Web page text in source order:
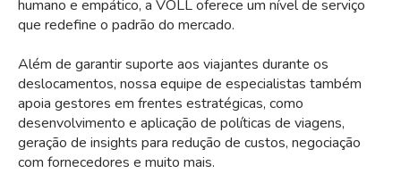
humano e empático, a VOLL oferece um nível de serviço
que redefine o padrão do mercado.
Além de garantir suporte aos viajantes durante os
deslocamentos, nossa equipe de especialistas também
apoia gestores em frentes estratégicas, como
desenvolvimento e aplicação de políticas de viagens,
geração de insights para redução de custos, negociação
com fornecedores e muito mais.